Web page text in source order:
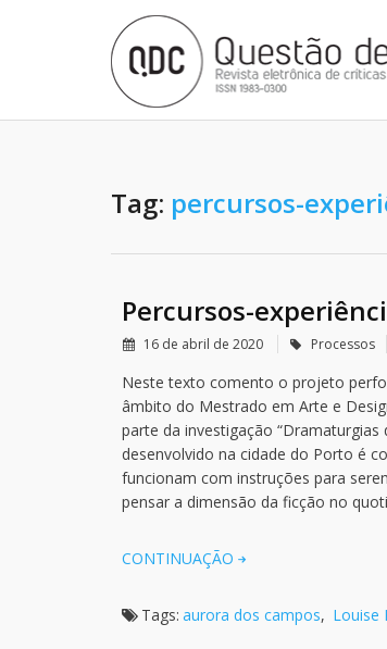
Tag: percursos-
Percursos-
16 de abril de 2020 Processos
Neste texto comento o projeto
âmbito do Mestrado em Arte e
parte da investigação
desenvolvido na cidade do Porto é
funcionam com instruções para
pensar a dimensão da ficção no
CONTINUAÇÃO
Tags: aurora dos campos, Louise